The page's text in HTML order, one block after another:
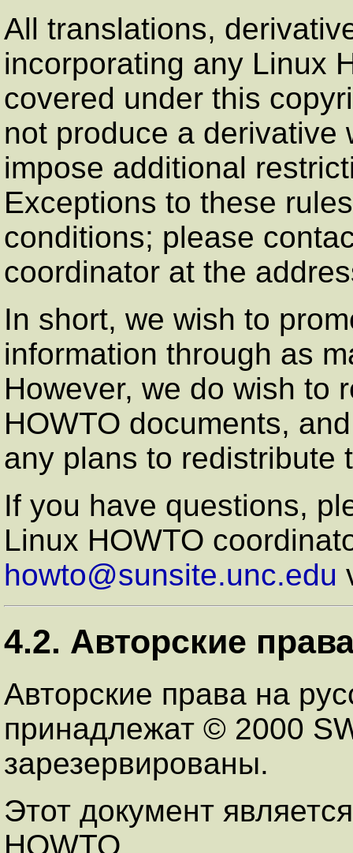
All translations,
incorporating any Linux
covered under this
not produce a derivative
impose additional
Exceptions to these
conditions; please
coordinator at the
In short, we wish to
information through as
However, we do wish to
HOWTO documents,
any plans to redistribute
If you have questions,
Linux HOWTO
howto@sunsite.unc.edu
4.2. Авторские
Авторские права на
принадлежат © 2000
зарезервированы.
Этот документ
HOWTO.